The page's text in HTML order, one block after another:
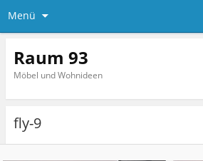
Menü
Raum 93
Möbel und Wohnideen
fly-9